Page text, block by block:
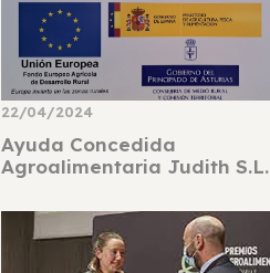
22/04/2024
Ayuda Concedida
Agroalimentaria Judith S.L.